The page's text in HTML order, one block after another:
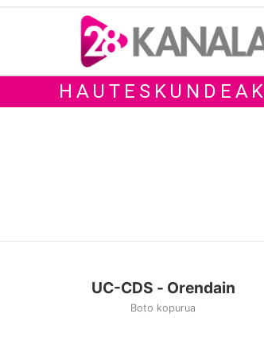
HAUTESKUNDEAK
UC-CDS - Orendain
Boto kopurua